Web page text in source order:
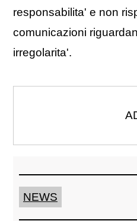
responsabilita' e non
comunicazioni
irregolarita'.
NEWS